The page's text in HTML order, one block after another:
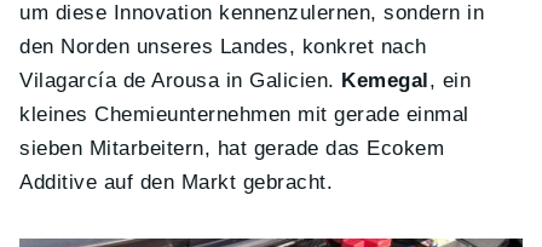
um diese Innovation kennenzulernen, sondern in
den Norden unseres Landes, konkret nach
Vilagarcía de Arousa in Galicien. Kemegal , ein
kleines Chemieunternehmen mit gerade einmal
sieben Mitarbeitern, hat gerade das Ecokem
Additive auf den Markt gebracht.